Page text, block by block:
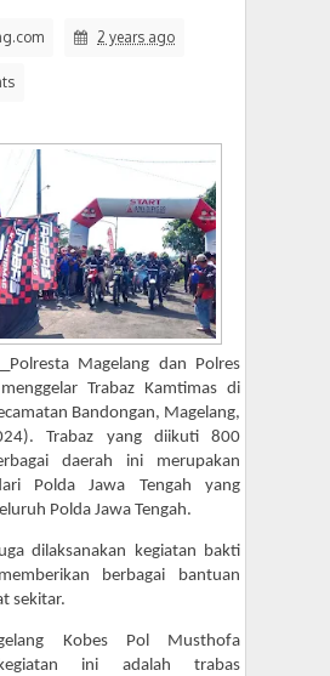
Kajoran Datangi Kejari
2 years ago
__Polresta Magelang dan Polres
Trabaz Kamtimas di
Bandongan, Magelang,
Trabaz yang diikuti 800
daerah ini merupakan
Polda Jawa Tengah yang
Polda Jawa Tengah.
dilaksanakan kegiatan bakti
berbagai bantuan
sekitar.
Kobes Pol Musthofa
ini adalah trabas